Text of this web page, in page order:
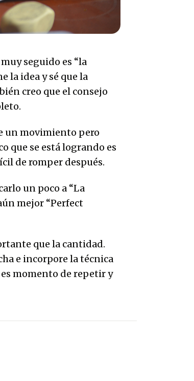
seguido es “la
la idea y sé que la
creo que el consejo
un movimiento pero
que se está logrando es
de romper después.
un poco a “La
mejor “Perfect
que la cantidad.
e incorpore la técnica
momento de repetir y